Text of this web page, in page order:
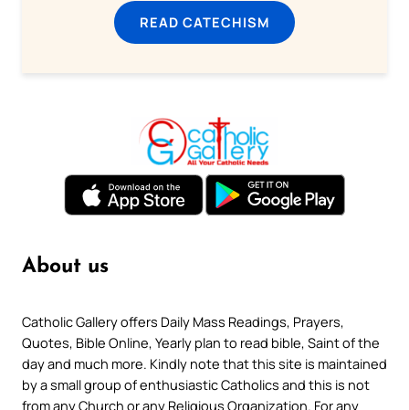
READ CATECHISM
About us
Catholic Gallery offers Daily Mass Readings, Prayers,
Quotes, Bible Online, Yearly plan to read bible, Saint of the
day and much more. Kindly note that this site is maintained
by a small group of enthusiastic Catholics and this is not
from any Church or any Religious Organization. For any